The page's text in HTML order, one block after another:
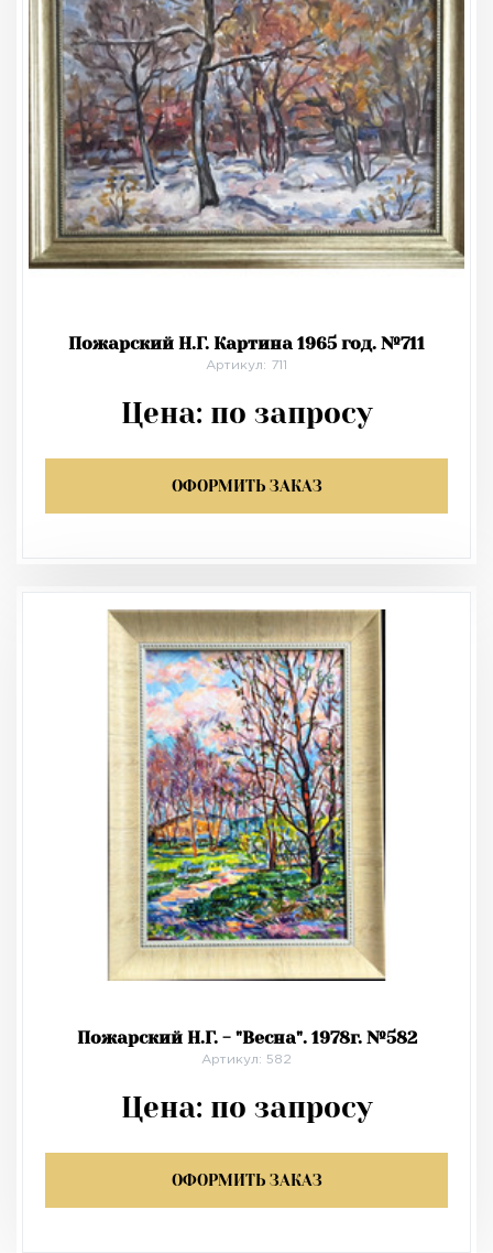
Пожарский Н.Г. Картина 1965 год. №711
Артикул: 711
Цена: по запросу
ОФОРМИТЬ ЗАКАЗ
Пожарский Н.Г. - "Весна". 1978г. №582
Артикул: 582
Цена: по запросу
ОФОРМИТЬ ЗАКАЗ